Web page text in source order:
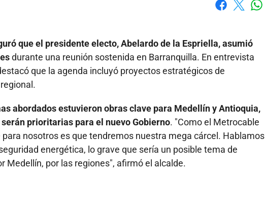
que el presidente electo, Abelardo de la Espriella, asumió
durante una reunión sostenida en Barranquilla. En entrevista
que la agenda incluyó proyectos estratégicos de
abordados estuvieron obras clave para Medellín y Antioquia,
prioritarias para el nuevo Gobierno. "Como el Metrocable
nosotros es que tendremos nuestra mega cárcel. Hablamos
energética, lo grave que sería un posible tema de
Medellín, por las regiones", afirmó el alcalde.